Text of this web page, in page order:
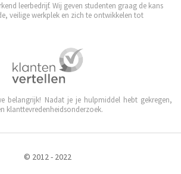
leerbedrijf. Wij geven studenten graag de kans
veilige werkplek en zich te ontwikkelen tot
belangrijk! Nadat je je hulpmiddel hebt gekregen,
klanttevredenheidsonderzoek.
© 2012 - 2022